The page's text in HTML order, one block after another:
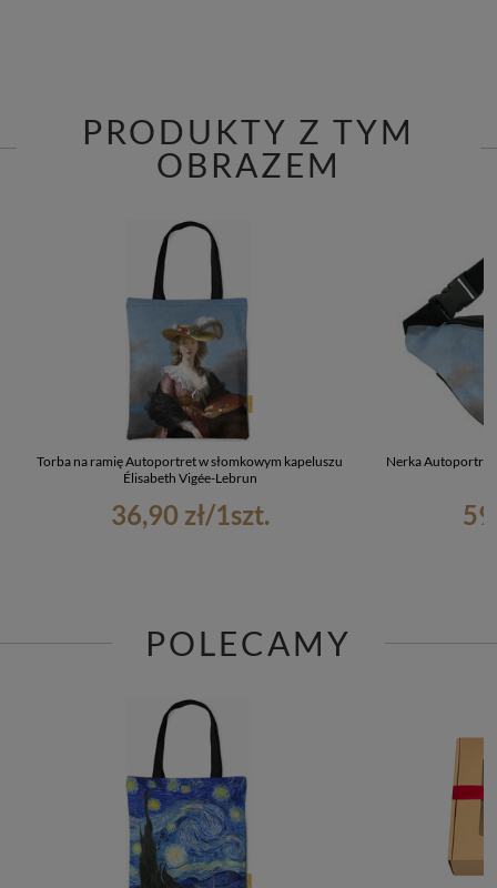
PRODUKTY Z TYM
OBRAZEM
Torba na ramię Autoportret w słomkowym kapeluszu
Élisabeth Vigée-Lebrun
36,90 zł/1szt.
Nerka Autoportret
POLECAMY